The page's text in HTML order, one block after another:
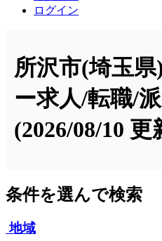
ログイン
所沢市(埼玉
ー求人/転職/
(2026/08/10 更
条件を選んで検索
地域